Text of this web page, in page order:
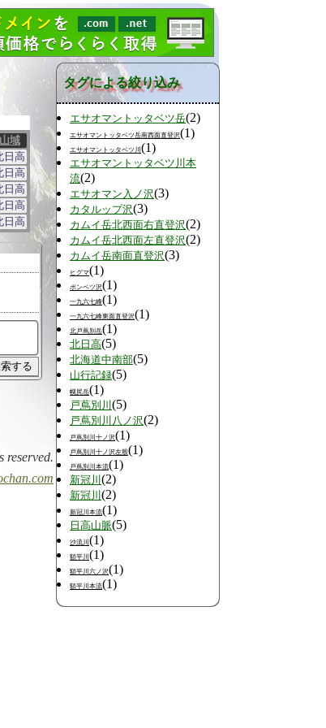
山域
日高
日高
日高
日高
日高
タグによる絞り込み
エサオマントッタベツ岳(2)
エサオマントッタベツ岳南西面直登沢(1)
エサオマントッタベツ川 (1)
エサオマントッタベツ川本
流(2)
エサオマン入ノ沢(3)
カタルップ沢(3)
カムイ岳北西面右直登沢(2)
カムイ岳北西面左直登沢(2)
カムイ岳南面直登沢(3)
ヒグマ(1)
ポンベツ沢(1)
一九六七峰(1)
一九六七峰東面直登沢(1)
北戸蔦別岳(1)
北日高(5)
北海道中南部(5)
山行記録(5)
幌尻岳(1)
戸蔦別川 (5)
戸蔦別川八ノ沢(2)
戸蔦別川十ノ沢(1)
戸蔦別川十ノ沢左股(1)
戸蔦別川本流(1)
新冠川 (2)
新冠川 (2)
新冠川本流(1)
日高山脈(5)
沙流川 (1)
額平川 (1)
額平川六ノ沢(1)
額平川本流(1)
reserved.